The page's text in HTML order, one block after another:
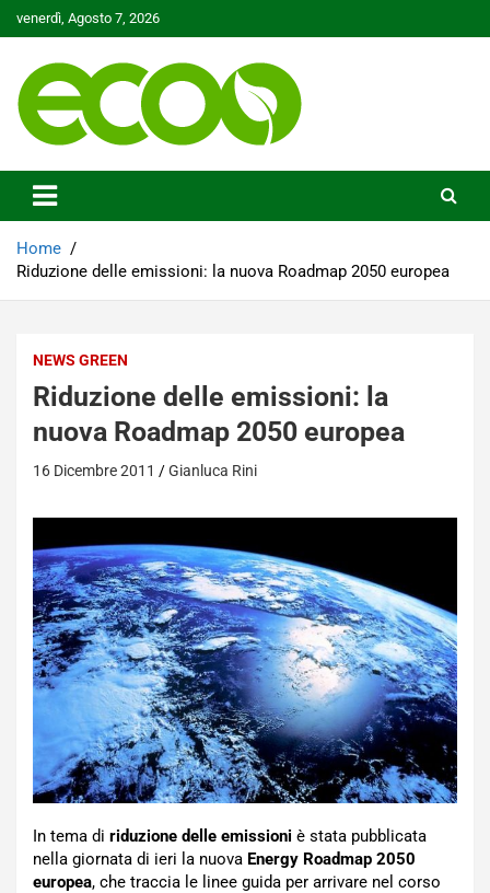
to
venerdì, Agosto 7, 2026
Ecoo.it
Home
Riduzione delle emissioni: la nuova Roadmap 2050 europea
NEWS GREEN
Riduzione delle emissioni: la
nuova Roadmap 2050 europea
16 Dicembre 2011 Gianluca Rini
In tema di riduzione delle emissioni è stata pubblicata
nella giornata di ieri la nuova Energy Roadmap 2050
europea, che traccia le linee guida per arrivare nel corso